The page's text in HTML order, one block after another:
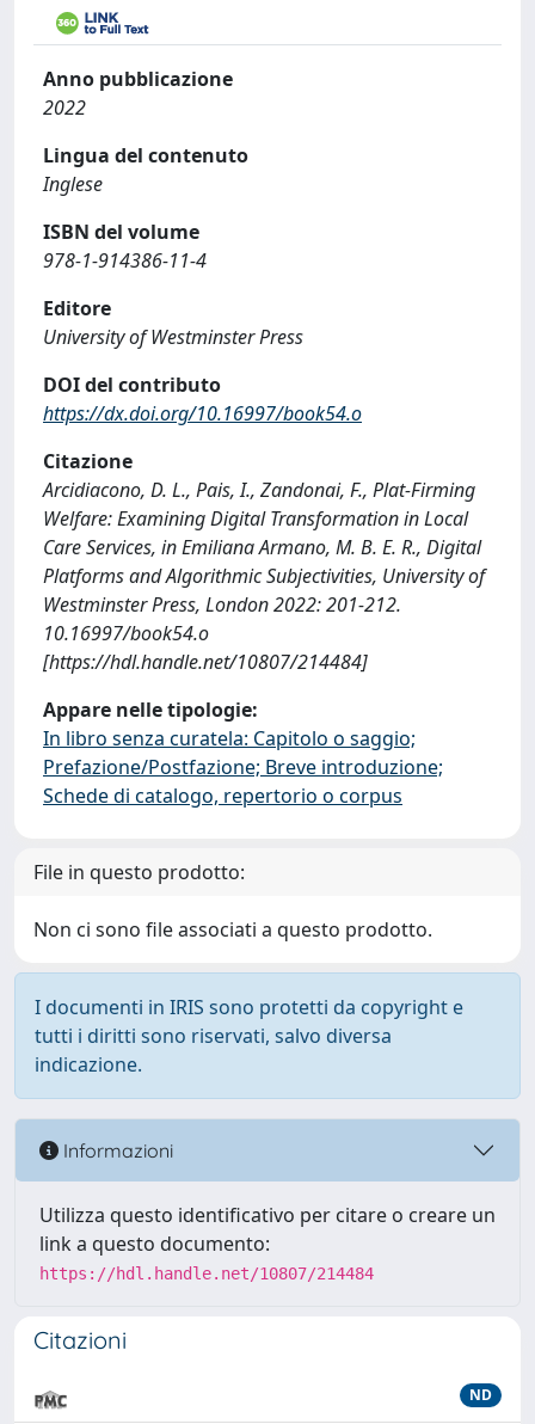
Anno pubblicazione
2022
Lingua del contenuto
Inglese
ISBN del volume
978-1-914386-11-4
Editore
University of Westminster Press
DOI del contributo
https://dx.doi.org/10.16997/book54.o
Citazione
Arcidiacono, D. L., Pais, I., Zandonai, F., Plat-Firming
Welfare: Examining Digital Transformation in Local
Care Services, in Emiliana Armano, M. B. E. R., Digital
Platforms and Algorithmic Subjectivities, University of
Westminster Press, London 2022: 201-212.
10.16997/book54.o
[https://hdl.handle.net/10807/214484]
Appare nelle tipologie:
In libro senza curatela: Capitolo o saggio;
Prefazione/Postfazione; Breve introduzione;
Schede di catalogo, repertorio o corpus
File in questo prodotto:
Non ci sono file associati a questo prodotto.
I documenti in IRIS sono protetti da copyright e
tutti i diritti sono riservati, salvo diversa
indicazione.
Informazioni
Utilizza questo identificativo per citare o creare un
link a questo documento:
https://hdl.handle.net/10807/214484
Citazioni
ND